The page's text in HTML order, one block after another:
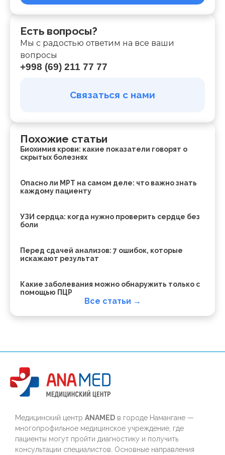
Есть вопросы?
Мы с радостью ответим на все ваши
вопросы
+998 (69) 211 77 77
Связаться с нами
Похожие статьи
Биохимия крови: какие показатели говорят о
скрытых болезнях
Опасно ли МРТ на самом деле: что важно знать
каждому пациенту
УЗИ сердца: когда нужно проверить сердце без
боли
Перед сдачей анализов: 7 ошибок, которые
искажают результат
Какие заболевания можно обнаружить только с
помощью ПЦР
Все статьи →
Медицинский центр ANAMED в городе Намангане —
многопрофильное медицинское учреждение, где
пациенты могут пройти диагностику и получить
консультации специалистов. Основные направления